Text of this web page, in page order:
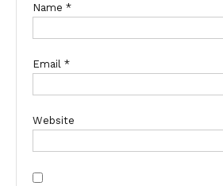
Name *
Email *
Website